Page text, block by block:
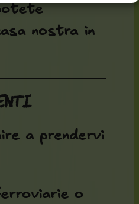
nostra in
a prendervi
o